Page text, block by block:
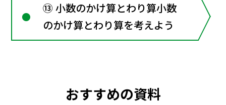
⑬ 小数のかけ算とわり算小数
のかけ算とわり算を考えよう
おすすめの資料